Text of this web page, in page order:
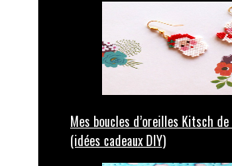
Mes boucles d’oreilles Kitsch
(idées cadeaux DIY)